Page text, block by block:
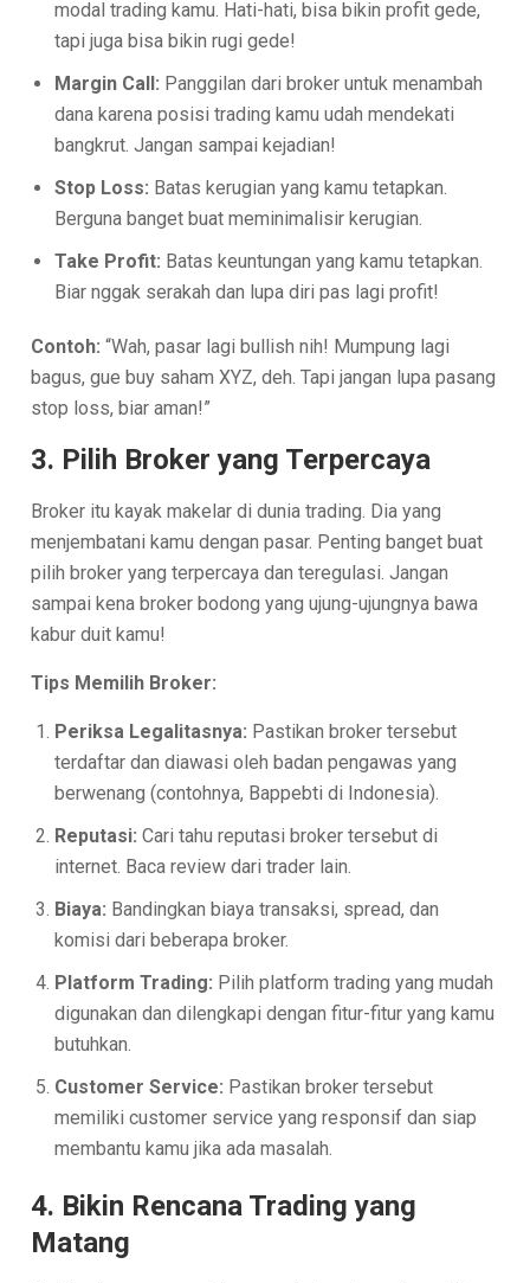
modal trading kamu. Hati-hati, bisa bikin profit gede,
tapi juga bisa bikin rugi gede!
Margin Call: Panggilan dari broker untuk menambah
dana karena posisi trading kamu udah mendekati
bangkrut. Jangan sampai kejadian!
Stop Loss: Batas kerugian yang kamu tetapkan.
Berguna banget buat meminimalisir kerugian.
Take Profit: Batas keuntungan yang kamu tetapkan.
Biar nggak serakah dan lupa diri pas lagi profit!
Contoh: “Wah, pasar lagi bullish nih! Mumpung lagi
bagus, gue buy saham XYZ, deh. Tapi jangan lupa pasang
stop loss, biar aman!”
3. Pilih Broker yang Terpercaya
Broker itu kayak makelar di dunia trading. Dia yang
menjembatani kamu dengan pasar. Penting banget buat
pilih broker yang terpercaya dan teregulasi. Jangan
sampai kena broker bodong yang ujung-ujungnya bawa
kabur duit kamu!
Tips Memilih Broker:
Periksa Legalitasnya: Pastikan broker tersebut
terdaftar dan diawasi oleh badan pengawas yang
berwenang (contohnya, Bappebti di Indonesia).
Reputasi: Cari tahu reputasi broker tersebut di
internet. Baca review dari trader lain.
Biaya: Bandingkan biaya transaksi, spread, dan
komisi dari beberapa broker.
Platform Trading: Pilih platform trading yang mudah
digunakan dan dilengkapi dengan fitur-fitur yang kamu
butuhkan.
Customer Service: Pastikan broker tersebut
memiliki customer service yang responsif dan siap
membantu kamu jika ada masalah.
4. Bikin Rencana Trading yang
Matang